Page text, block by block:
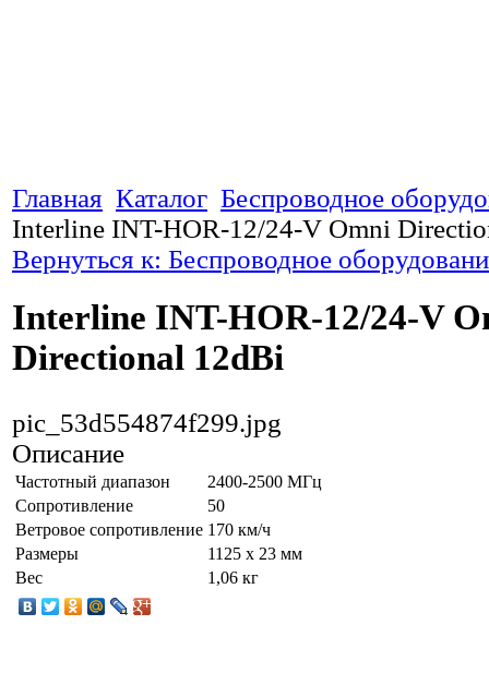
Главная Каталог Беспроводное
Interline INT-HOR-12/24-V Omni
Вернуться к: Беспроводное
Interline INT-HOR-12/24-V
Directional 12dBi
pic_53d554874f299.jpg
Описание
Частотный диапазон
2400-2500 МГц
Сопротивление
50
Ветровое сопротивление 170 км/ч
Размеры
1125 x 23 мм
Вес
1,06 кг